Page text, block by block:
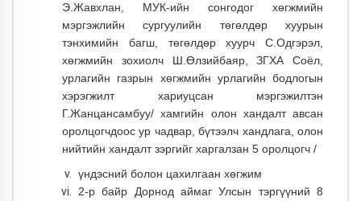
Э.Жавхлан, МУК-ийн сонгодог хөгжмийн
мэргэжлийн сургуулийн төгөлдөр хуурын
тэнхимийн багш, төгөлдөр хуурч С.Одгэрэл,
хөгжмийн зохиолч Ш.Өлзийбаяр, ЗГХА Соёл,
урлагийн газрын хөгжмийн урлагийн бодлогын
хэрэгжилт хариуцсан мэргэжилтэн
Г.Жанцансамбуу/ хамгийн олон хандалт авсан
оролцогчдоос ур чадвар, бүтээлч хандлага, олон
нийтийн хандалт зэргийг харгалзан 5 оролцогч /
үндэсний болон цахилгаан хөгжим
2-р байр Дорнод аймаг Улсын тэргүүний 8